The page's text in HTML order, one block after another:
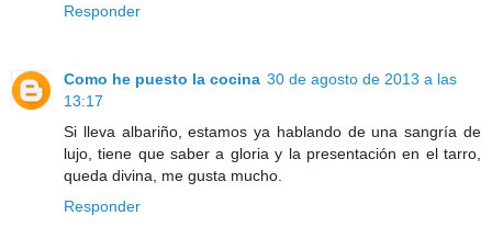
Responder
Como he puesto la cocina 30 de agosto de 2013 a las
13:17
Si lleva albariño, estamos ya hablando de una sangría de
lujo, tiene que saber a gloria y la presentación en el tarro,
queda divina, me gusta mucho.
Responder